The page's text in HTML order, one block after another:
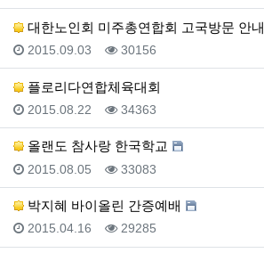
대한노인회 미주총연합회 고국방문 안내
등록일
2015.09.03 조회
30156
플로리다연합체육대회
등록일
2015.08.22 조회
34363
올랜도 참사랑 한국학교
등록일
2015.08.05 조회
33083
박지혜 바이올린 간증예배
등록일
2015.04.16 조회
29285